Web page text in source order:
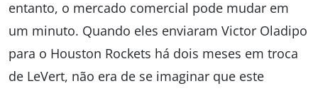
entanto, o mercado comercial pode mudar em
um minuto. Quando eles enviaram Victor Oladipo
para o Houston Rockets há dois meses em troca
de LeVert, não era de se imaginar que este